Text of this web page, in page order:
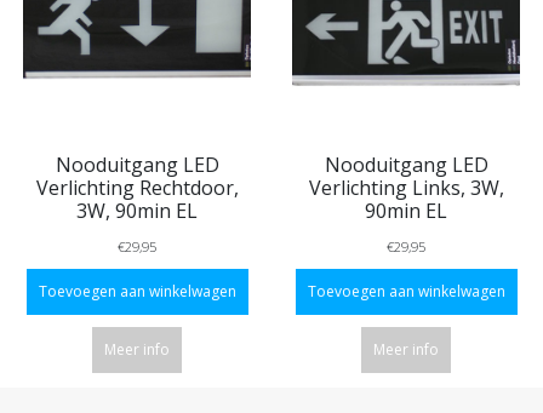
Nooduitgang LED
Verlichting Rechtdoor,
3W, 90min EL
€29,95
Toevoegen aan winkelwagen
Meer info
Nooduitgang LED
Verlichting Links, 3W,
90min EL
€29,95
Toevoegen aan winkelwagen
Meer info